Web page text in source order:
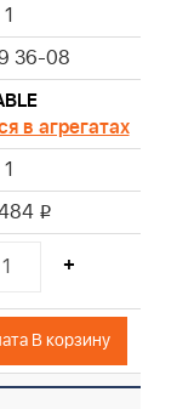
1
36-08
в агрегатах
1
i
+
В корзину